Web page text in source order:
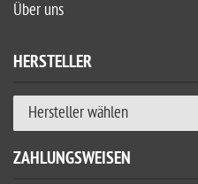
Über uns
HERSTELLER
Hersteller wählen
ZAHLUNGSWEISEN